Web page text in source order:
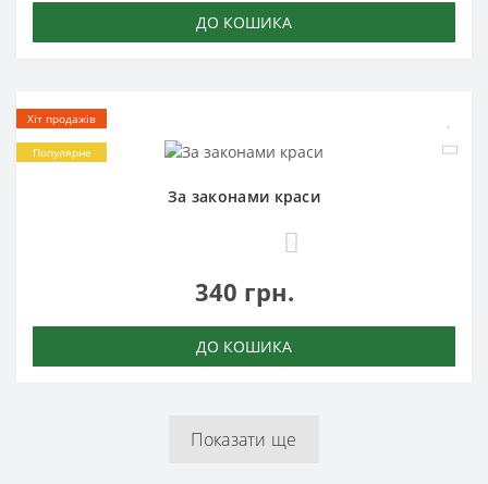
ДО КОШИКА
Хіт продажів
Популярне
За законами краси
340 грн.
ДО КОШИКА
Показати ще